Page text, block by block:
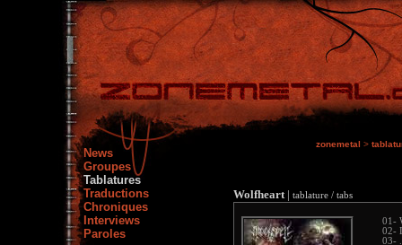
News
Groupes
Tablatures
Traductions
Chroniques
Interviews
Paroles
zonemetal >
Wolfheart| tablature / tabs
01-
02-
03-